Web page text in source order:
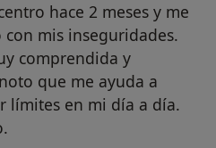
hace 2 meses y me
mis inseguridades.
comprendida y
que me ayuda a
límites en mi día a día.